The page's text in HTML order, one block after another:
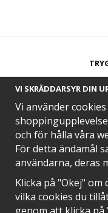
VI SKRÄDDARSYR DIN
Vi använder
och för hålla våra
För detta ändamål
användarna, deras
Klicka på "Okej"
vilka cookies du